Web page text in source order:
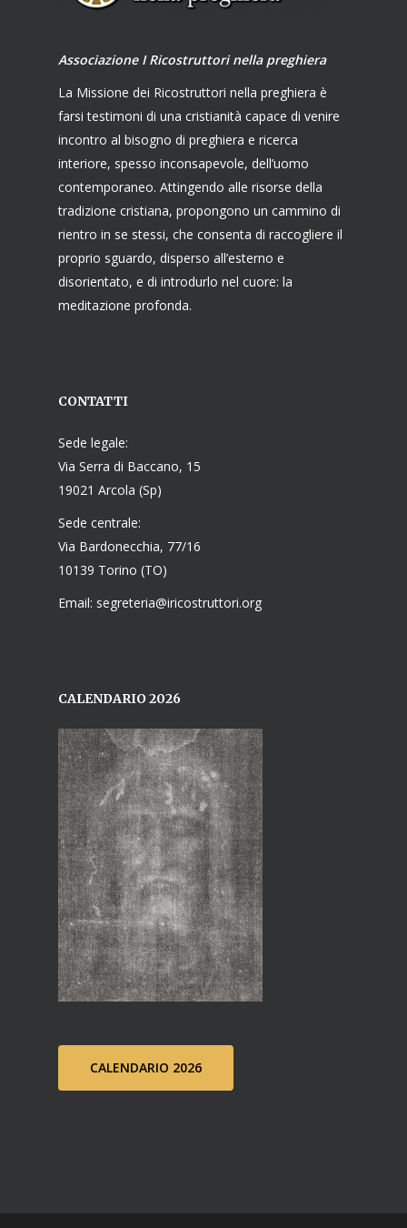
Associazione I Ricostruttori nella preghiera
La Missione dei Ricostruttori nella preghiera è
farsi testimoni di una cristianità capace di venire
incontro al bisogno di preghiera e ricerca
interiore, spesso inconsapevole, dell’uomo
contemporaneo. Attingendo alle risorse della
tradizione cristiana, propongono un cammino di
rientro in se stessi, che consenta di raccogliere il
proprio sguardo, disperso all’esterno e
disorientato, e di introdurlo nel cuore: la
meditazione profonda.
CONTATTI
Sede legale:
Via Serra di Baccano, 15
19021 Arcola (Sp)
Sede centrale:
Via Bardonecchia, 77/16
10139 Torino (TO)
Email: segreteria@iricostruttori.org
CALENDARIO 2026
CALENDARIO 2026